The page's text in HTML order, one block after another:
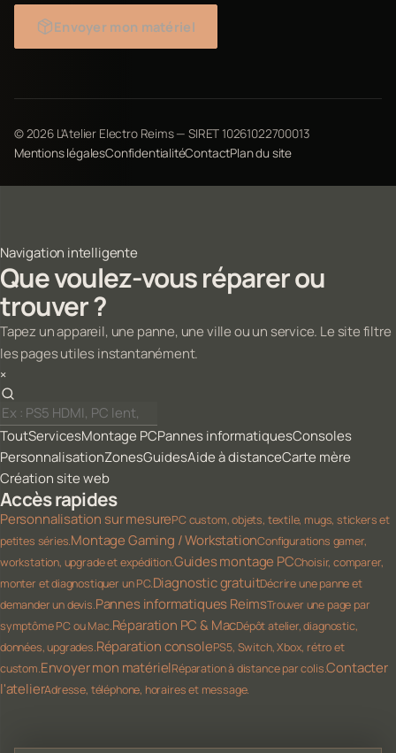
Envoyer mon matériel
©2026L'Atelier Electro Reims — SIRET 10261022700013
Mentions légalesConfidentialitéContactPlan du site
Navigation intelligente
Que voulez-vous réparer ou
trouver ?
Tapez un appareil, une panne, une ville ou un service. Le site filtre
les pages utiles instantanément.
×
ToutServicesMontage PCPannes informatiquesConsoles
PersonnalisationZonesGuidesAide à distanceCarte mère
Création site web
Accès rapides
Personnalisation sur mesurePC custom, objets, textile, mugs, stickers et
petites séries.Montage Gaming / WorkstationConfigurations gamer,
workstation, upgrade et expédition.Guides montage PCChoisir, comparer,
monter et diagnostiquer un PC.Diagnostic gratuitDécrire une panne et
demander un devis.Pannes informatiques ReimsTrouver une page par
symptôme PC ou Mac.Réparation PC & MacDépôt atelier, diagnostic,
données, upgrades.Réparation consolePS5, Switch, Xbox, rétro et
custom.Envoyer mon matérielRéparation à distance par colis.Contacter
l'atelierAdresse, téléphone, horaires et message.